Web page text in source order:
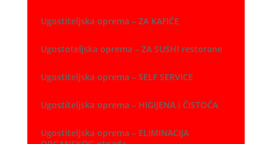
Ugostiteljska oprema – ZA KAFIĆE
Ugostoteljska oprema – ZA SUSHI restorane
Ugostiteljska oprema – SELF SERVICE
Ugostiteljska oprema – HIGIJENA i ČISTOĆA
Ugostiteljska oprema – ELIMINACIJA